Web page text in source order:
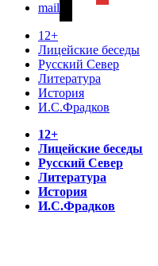
mail
12+
Лицейские беседы
Русский Север
Литература
История
И.С.Фрадков
12+
Лицейские беседы
Русский Север
Литература
История
И.С.Фрадков